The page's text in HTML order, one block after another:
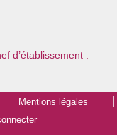
d’établissement :
Mentions légales